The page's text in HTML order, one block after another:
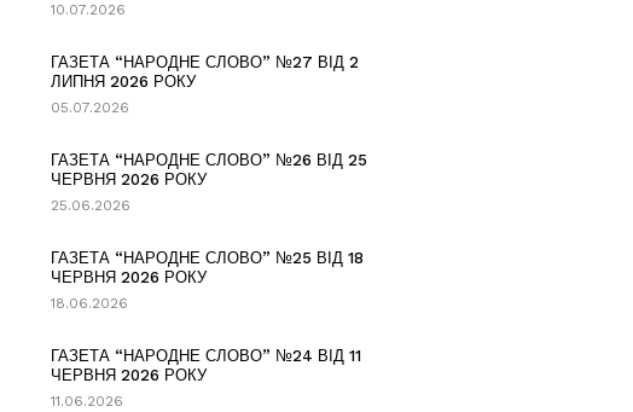
10.07.2026
ГАЗЕТА “НАРОДНЕ СЛОВО” №27 ВІД 2
ЛИПНЯ 2026 РОКУ
05.07.2026
ГАЗЕТА “НАРОДНЕ СЛОВО” №26 ВІД 25
ЧЕРВНЯ 2026 РОКУ
25.06.2026
ГАЗЕТА “НАРОДНЕ СЛОВО” №25 ВІД 18
ЧЕРВНЯ 2026 РОКУ
18.06.2026
ГАЗЕТА “НАРОДНЕ СЛОВО” №24 ВІД 11
ЧЕРВНЯ 2026 РОКУ
11.06.2026